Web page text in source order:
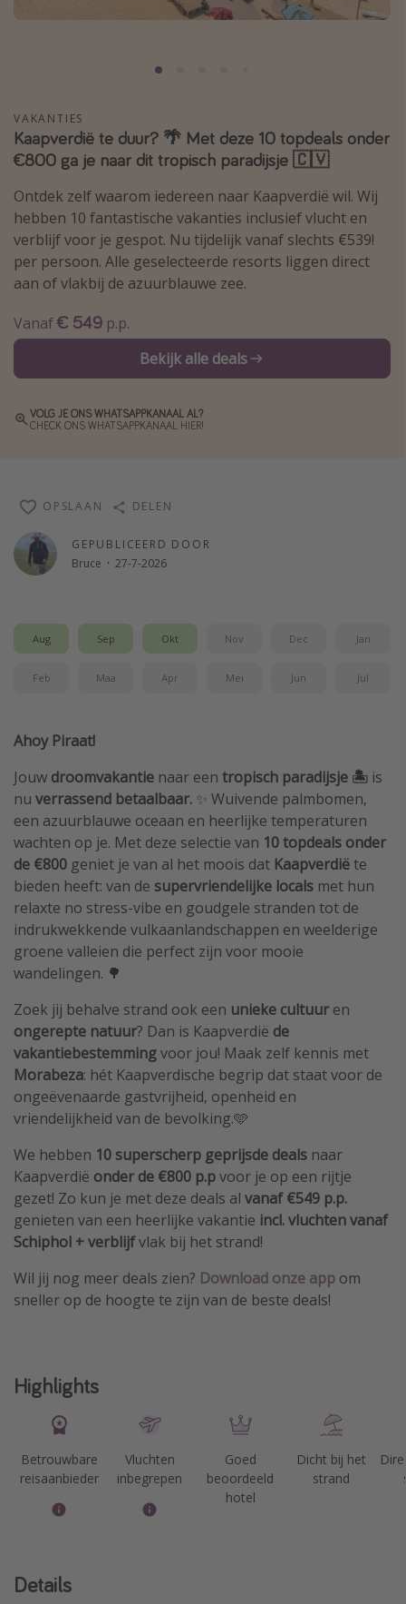
Thailand
Madeira
Egypte
Bali
Type vakantie
Overzicht
Weekendje weg
Autoverhuur
Vroegboeker
Groepsreizen
Single reizen
Meer onderwerpen
Reisblog
25 beste pretparken
Strandvakantie in Italië
Strandvakantie in Nederland
All inclusive vakantie in Griekenland
VAKANTIES
Kaapverdië te duur? 🌴 Met deze 10 topdeals onder
€800 ga je naar dit tropisch paradijsje 🇨🇻
Ontdek zelf waarom iedereen naar Kaapverdië wil. Wij
hebben 10 fantastische vakanties inclusief vlucht en
verblijf voor je gespot. Nu tijdelijk vanaf slechts €539!
per persoon. Alle geselecteerde resorts liggen direct
aan of vlakbij de azuurblauwe zee.
Vanaf€ 549 p.p.
Bekijk alle deals
VOLG JE ONS WHATSAPPKANAAL AL?
CHECK ONS WHATSAPPKANAAL HIER!
GEPUBLICEERD DOOR
Bruce · 27-7-2026
OPSLAAN DELEN
Aug Sep Okt Nov Dec Jan
Feb Maa Apr Mei Jun Jul
Ahoy Piraat!
Jouw droomvakantie naar een tropisch paradijsje 🏝️ is
nu verrassend betaalbaar. ✨ Wuivende palmbomen,
een azuurblauwe oceaan en heerlijke temperaturen
wachten op je. Met deze selectie van 10 topdeals onder
de €800 geniet je van al het moois dat Kaapverdië te
bieden heeft: van de supervriendelijke locals met hun
relaxte no stress-vibe en goudgele stranden tot de
indrukwekkende vulkaanlandschappen en weelderige
groene valleien die perfect zijn voor mooie
wandelingen. 🌳
Zoek jij behalve strand ook een unieke cultuur en
ongerepte natuur? Dan is Kaapverdië de
vakantiebestemmingvoor jou! Maak zelf kennis met
Morabeza: hét Kaapverdische begrip dat staat voor de
ongeëvenaarde gastvrijheid, openheid en
vriendelijkheid van de bevolking.🩵
We hebben 10 superscherp geprijsde deals naar
Kaapverdië onder de €800 p.pvoor je op een rijtje
gezet! Zo kun je met deze deals al vanaf €549 p.p.
genieten van een heerlijke vakantie incl. vluchten vanaf
Schiphol + verblijfvlak bij het strand!
Wil jij nog meer deals zien? Download onze app om
sneller op de hoogte te zijn van de beste deals!
Highlights
Betrouwbare
reisaanbieder
Vluchten
inbegrepen
Goed
beoordeeld
hotel
Dicht bij het
strand
Details